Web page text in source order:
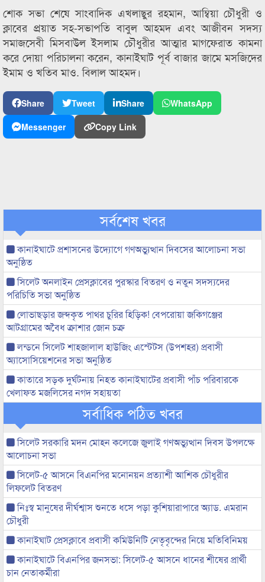
শোক সভা শেষে সাংবাদিক এখলাছুর রহমান, আম্বিয়া চৌধুরী ও
ক্লাবের প্রয়াত সহ-সভাপতি বাবুল আহমদ এবং আজীবন সদস্য
সমাজসেবী মিসবাউল ইসলাম চৌধুরীর আত্মার মাগফেরাত কামনা
করে দোয়া পরিচালনা করেন, কানাইঘাট পূর্ব বাজার জামে মসজিদের
ইমাম ও খতিব মাও. বিলাল আহমদ।
Share Tweet Share
WhatsApp
Messenger
Copy Link
সর্বশেষ খবর
কানাইঘাটে প্রশাসনের উদ্যোগে গণঅভ্যুত্থান দিবসের আলোচনা সভা
অনুষ্ঠিত
সিলেট অনলাইন প্রেসক্লাবের পুরস্কার বিতরণ ও নতুন সদস্যদের
পরিচিতি সভা অনুষ্ঠিত
লোভাছড়ার জব্দকৃত পাথর চুরির হিড়িক! বেপরোয়া জকিগঞ্জের
আটগ্রামের অবৈধ ক্রাশার জোন চক্র
লন্ডনে সিলেট শাহজালাল হাউজিং এস্টেটস (উপশহর) প্রবাসী
অ্যাসোসিয়েশনের সভা অনুষ্ঠিত
কাতারে সড়ক দুর্ঘটনায় নিহত কানাইঘাটের প্রবাসী পাঁচ পরিবারকে
খেলাফত মজলিসের নগদ সহায়তা
সর্বাধিক পঠিত খবর
সিলেট সরকারি মদন মোহন কলেজে জুলাই গণঅভ্যুত্থান দিবস উপলক্ষে
আলোচনা সভা
সিলেট-৫ আসনে বিএনপির মনোনয়ন প্রত্যাশী আশিক চৌধুরীর
লিফলেট বিতরণ
নিঃস্ব মানুষের দীর্ঘশ্বাস শুনতে ধসে পড়া কুশিয়ারাপারে অ্যাড. এমরান
চৌধুরী
কানাইঘাট প্রেসক্লাবে প্রবাসী কমিউনিটি নেতৃবৃন্দের নিয়ে মতিবিনিময়
কানাইঘাটে বিএনপির জনসভা: সিলেট-৫ আসনে ধানের শীষের প্রার্থী
চান নেতাকর্মীরা